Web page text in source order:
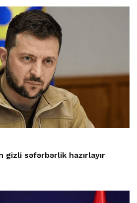
gizli səfərbərlik hazırlayır